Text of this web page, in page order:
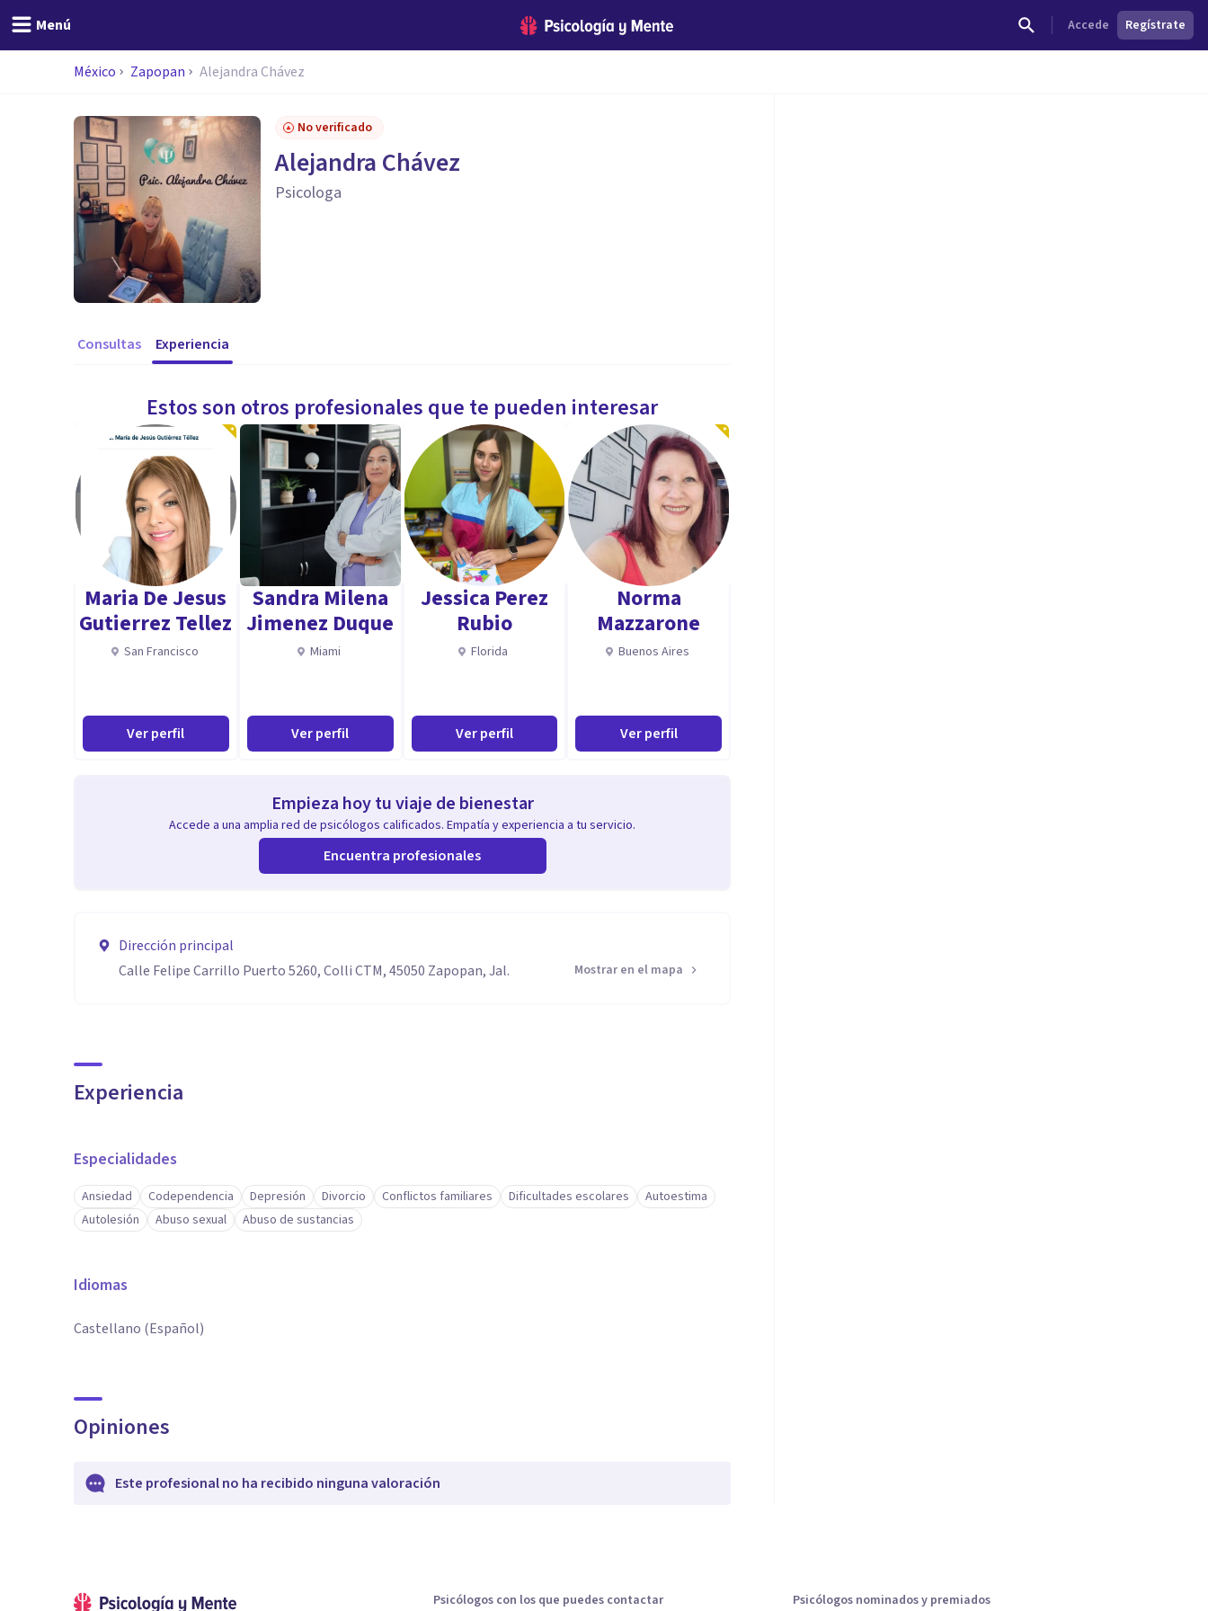
Menú Accede Regístrate
México Zapopan Alejandra Chávez
No verificado
Alejandra Chávez
Psicologa
Consultas Experiencia
Estos son otros profesionales que te pueden interesar
Maria De Jesus
Gutierrez Tellez
San Francisco
Ver perfil
Sandra Milena
Jimenez Duque
Miami
Ver perfil
Jessica Perez
Rubio
Florida
Ver perfil
Norma
Mazzarone
Buenos Aires
Ver perfil
Empieza hoy tu viaje de bienestar
Accede a una amplia red de psicólogos calificados. Empatía y experiencia a tu servicio.
Encuentra profesionales
Dirección principal
Calle Felipe Carrillo Puerto 5260, Colli CTM, 45050 Zapopan, Jal.
Mostrar en el mapa
Experiencia
Especialidades
Ansiedad Codependencia Depresión Divorcio Conflictos familiares Dificultades escolares
Autoestima
Autolesión
Abuso sexual Abuso de sustancias
Idiomas
Castellano (Español)
Opiniones
Este profesional no ha recibido ninguna valoración
Psicólogos con los que puedes contactar Psicólogos nominados y premiados